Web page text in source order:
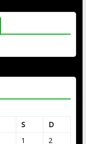
S
D
1
2